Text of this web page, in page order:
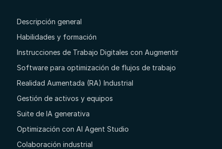
Descripción general
Habilidades y formación
Instrucciones de Trabajo Digitales con Augmentir
Software para optimización de flujos de trabajo
Realidad Aumentada (RA) Industrial
Gestión de activos y equipos
Suite de IA generativa
Optimización con AI Agent Studio
Colaboración industrial